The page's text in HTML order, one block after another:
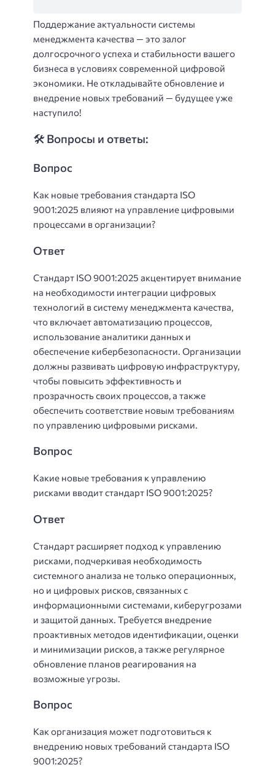
Поддержание актуальности системы
менеджмента качества — это залог
долгосрочного успеха и стабильности вашего
бизнеса в условиях современной цифровой
экономики. Не откладывайте обновление и
внедрение новых требований — будущее уже
наступило!
🛠️ Вопросы и ответы:
Вопрос
Как новые требования стандарта ISO
9001:2025 влияют на управление цифровыми
процессами в организации?
Ответ
Стандарт ISO 9001:2025 акцентирует внимание
на необходимости интеграции цифровых
технологий в систему менеджмента качества,
что включает автоматизацию процессов,
использование аналитики данных и
обеспечение кибербезопасности. Организации
должны развивать цифровую инфраструктуру,
чтобы повысить эффективность и
прозрачность своих процессов, а также
обеспечить соответствие новым требованиям
по управлению цифровыми рисками.
Вопрос
Какие новые требования к управлению
рисками вводит стандарт ISO 9001:2025?
Ответ
Стандарт расширяет подход к управлению
рисками, подчеркивая необходимость
системного анализа не только операционных,
но и цифровых рисков, связанных с
информационными системами, киберугрозами
и защитой данных. Требуется внедрение
проактивных методов идентификации, оценки
и минимизации рисков, а также регулярное
обновление планов реагирования на
возможные угрозы.
Вопрос
Как организация может подготовиться к
внедрению новых требований стандарта ISO
9001:2025?